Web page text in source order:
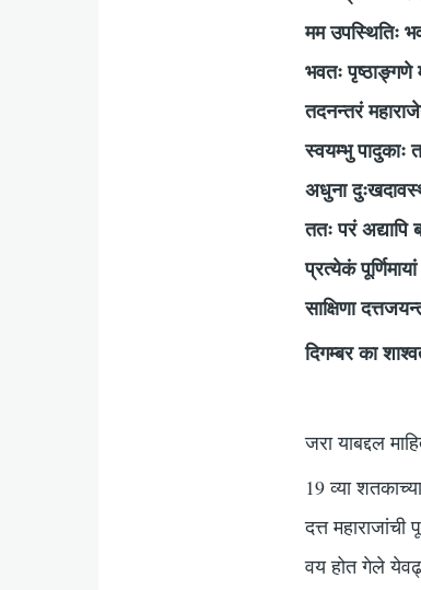
मम उपस्थितिः
भवतः पृष्ठाङ्गणे
तदनन्तरं
स्वयम्भु पादुकाः
अधुना
ततः परं अद्यापि
प्रत्येकं
साक्षिणा
दिगम्बर का
जरा याबद्दल
19 व्या
दत्त
वय होत गेले